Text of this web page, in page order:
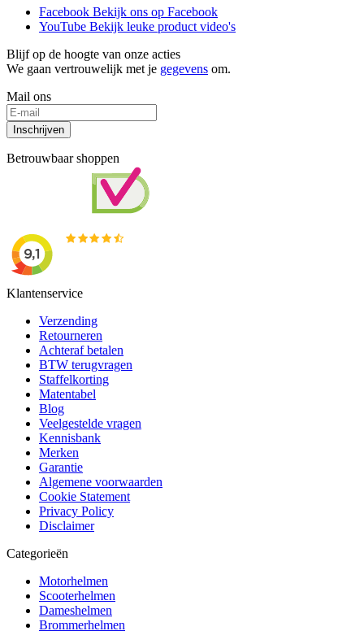
Facebook Bekijk ons op Facebook
YouTube Bekijk leuke product video's
Blijf op de hoogte van onze acties
We gaan vertrouwelijk met je gegevens om.
Mail ons
Inschrijven
Betrouwbaar shoppen
Klantenservice
Verzending
Retourneren
Achteraf betalen
BTW terugvragen
Staffelkorting
Matentabel
Blog
Veelgestelde vragen
Kennisbank
Merken
Garantie
Algemene voorwaarden
Cookie Statement
Privacy Policy
Disclaimer
Categorieën
Motorhelmen
Scooterhelmen
Dameshelmen
Brommerhelmen